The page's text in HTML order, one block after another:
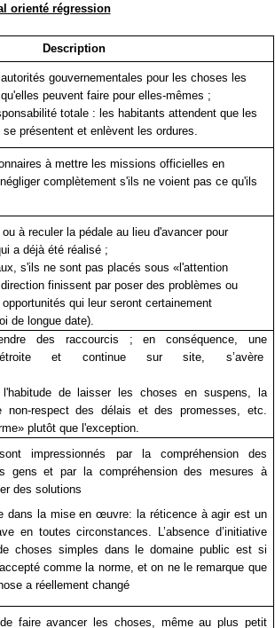
orienté régression
Description
gouvernementales pour les choses les
peuvent faire pour elles-mêmes ;
totale : les habitants attendent que les
présentent et enlèvent les ordures.
à mettre les missions officielles en
complètement s'ils ne voient pas ce qu'ils
à reculer la pédale au lieu d'avancer pour
qui a déjà été réalisé ;
s'ils ne sont pas placés sous «l'attention
finissent par poser des problèmes ou
qui leur seront certainement
de longue date).
des raccourcis ; en conséquence, une
étroite et continue sur site, s’avère
de laisser les choses en suspens, la
non-respect des délais et des promesses, etc.
plutôt que l'exception.
impressionnés par la compréhension des
gens et par la compréhension des mesures à
des solutions
dans la mise en œuvre: la réticence à agir est un
en toutes circonstances. L’absence d’initiative
choses simples dans le domaine public est si
comme la norme, et on ne le remarque que
chose a réellement changé
faire avancer les choses, même au plus petit